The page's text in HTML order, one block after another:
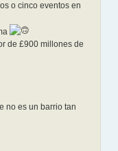
o cinco eventos en
de £900 millones de
no es un barrio tan